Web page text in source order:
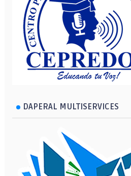
DAPERAL MULTISERVICES